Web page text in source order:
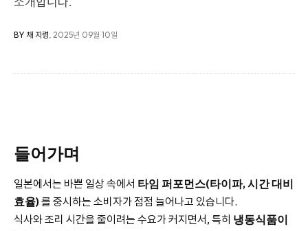
BY 채 지령, 2025년 09월 10일
들어가며
일본에서는 바쁜 일상 속에서 타임 퍼포먼스(타이파, 시간 대비
효율)를 중시하는 소비자가 점점 늘어나고 있습니다.
식사와 조리 시간을 줄이려는 수요가 커지면서, 특히 냉동식품이